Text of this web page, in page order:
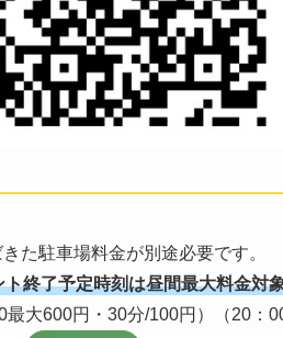
た駐車場料金が別途必要です。
ト終了予定時刻は昼間最大料金対
最大600円・30分/100円）（20：